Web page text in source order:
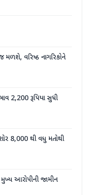
મળશે, વરિષ્ઠ નાગરિકોને
2,200 રૂપિયા સુધી
8,000 થી વધુ મતોથી
મુખ્ય આરોપીની જામીન